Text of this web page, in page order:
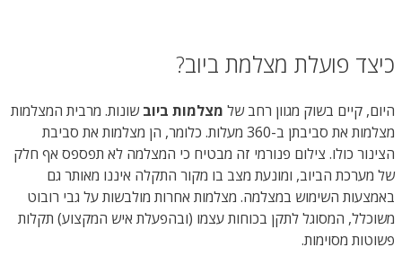
כיצד פועלת מצלמת ביוב?
היום, קיים בשוק מגוון רחב של מצלמות ביובשונות. מרבית המצלמות
מצלמות את סביבתן ב-360 מעלות. כלומר, הן מצלמות את סביבת
הצינור כולו. צילום פנורמי זה מבטיח כי המצלמה לא תפספס אף חלק
של מערכת הביוב, ומונעת מצב בו מקור התקלה איננו מאותר גם
באמצעות השימוש במצלמה. מצלמות אחרות מולבשות על גבי רובוט
משוכלל, המסוגל לתקן בכוחות עצמו (ובהפעלת איש המקצוע) תקלות
פשוטות מסוימות.